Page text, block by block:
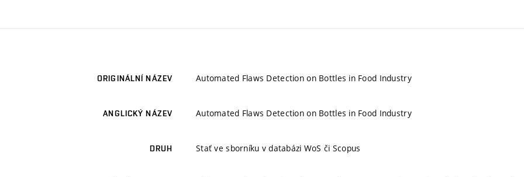
ORIGINÁLNÍ NÁZEV Automated Flaws Detection on Bottles in Food Industry
ANGLICKÝ NÁZEV Automated Flaws Detection on Bottles in Food Industry
DRUH Stať ve sborníku v databázi WoS či Scopus